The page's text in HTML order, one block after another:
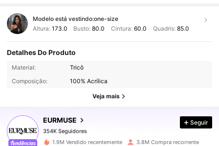
Modelo está vestindo:one-size
Altura: 173.0 Busto:80.0 Cintura: 60.0 Quadris: 85.0
Detalhes Do Produto
Material:
Tricô
Composição:
100% Acrílica
Veja mais
EURMUSE
354K Seguidores
354K Seguidores
354K Seguidores
w***.seguido
354K Seguidores
Seguir
1.9M Vendido recentemente 3.8M Compra recorrente